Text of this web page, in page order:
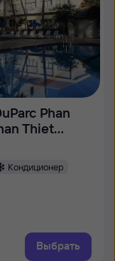
Phan
Thiet
Кондиционер
Выбрать